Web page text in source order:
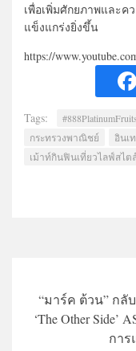
เพื่อเพิ่มศักยภาพและค
แข็งแกร่งยิ่งขึ้น
https://
Tags: #888PlatinumFruits
กระทรวงพาณิชย์
อินเ
เม้าท์กินฟินเที่ยวไลฟ์สไต
“มาร์ค ต้วน” กลั
‘The Other Side’
การ